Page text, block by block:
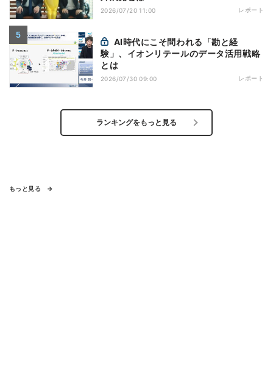
2026/07/20 11:00 レポート
験」、イオンリテールのデータ活用戦略
とは
2026/07/30 09:00 レポート
ランキングをもっと見る
もっと見る